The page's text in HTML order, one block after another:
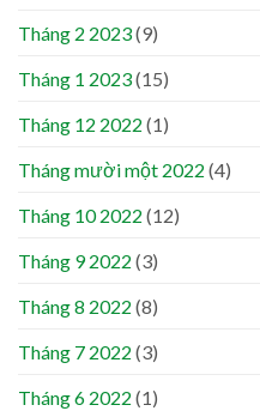
Tháng 2 2023(9)
Tháng 1 2023(15)
Tháng 12 2022 (1)
Tháng mười một 2022 (4)
Tháng 10 2022 (12)
Tháng 9 2022 (3)
Tháng 8 2022 (8)
Tháng 7 2022 (3)
Tháng 6 2022 (1)